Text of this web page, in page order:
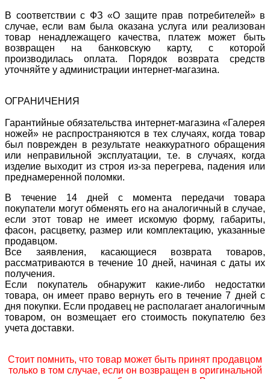
В соответствии с ФЗ «О защите прав потребителей» в
случае, если вам была оказана услуга или реализован
товар ненадлежащего качества, платеж может быть
возвращен на банковскую карту, с которой
производилась оплата. Порядок возврата средств
уточняйте у администрации интернет-магазина.
ОГРАНИЧЕНИЯ
Гарантийные обязательства интернет-магазина «Галерея
ножей» не распространяются в тех случаях, когда товар
был поврежден в результате неаккуратного обращения
или неправильной эксплуатации, т.е. в случаях, когда
изделие выходит из строя из-за перегрева, падения или
преднамеренной поломки.
В течение 14 дней с момента передачи товара
покупатели могут обменять его на аналогичный в случае,
если этот товар не имеет искомую форму, габариты,
фасон, расцветку, размер или комплектацию, указанные
продавцом.
Все заявления, касающиеся возврата товаров,
рассматриваются в течение 10 дней, начиная с даты их
получения.
Если покупатель обнаружит какие-либо недостатки
товара, он имеет право вернуть его в течение 7 дней с
дня покупки. Если продавец не располагает аналогичным
товаром, он возмещает его стоимость покупателю без
учета доставки.
Стоит помнить, что товар может быть принят продавцом
только в том случае, если он возвращен в оригинальной